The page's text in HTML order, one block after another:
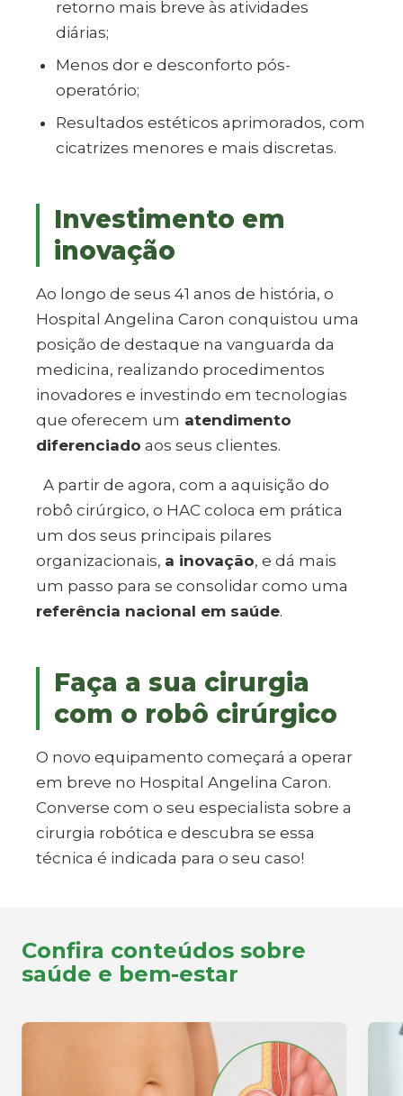
retorno mais breve às atividades
diárias;
Menos dor e desconforto pós-
operatório;
Resultados estéticos aprimorados, com
cicatrizes menores e mais discretas.
Investimento em
inovação
Ao longo de seus 41 anos de história, o
Hospital Angelina Caron conquistou uma
posição de destaque na vanguarda da
medicina, realizando procedimentos
inovadores e investindo em tecnologias
que oferecem um atendimento
diferenciado aos seus clientes.
A partir de agora, com a aquisição do
robô cirúrgico, o HAC coloca em prática
um dos seus principais pilares
organizacionais, a inovação, e dá mais
um passo para se consolidar como uma
referência nacional em saúde.
Faça a sua cirurgia
com o robô cirúrgico
O novo equipamento começará a operar
em breve no Hospital Angelina Caron.
Converse com o seu especialista sobre a
cirurgia robótica e descubra se essa
técnica é indicada para o seu caso!
Confira conteúdos sobre
saúde e bem-estar